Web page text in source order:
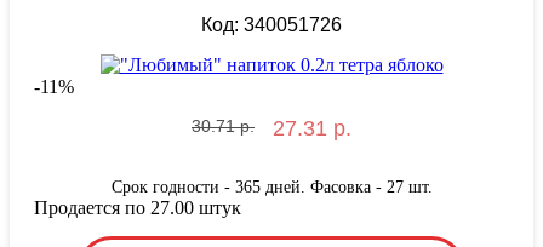
Код: 340051726
-11%
30.71 р. 27.31 р.
Срок годности - 365 дней. Фасовка - 27 шт.
Продается по 27.00 штук